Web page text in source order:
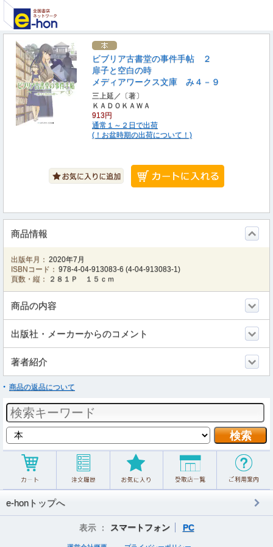
ビブリア古書堂の事件手帖 ２
扉子と空白の時
メディアワークス文庫 み４－９
三上延／〔著〕
ＫＡＤＯＫＡＷＡ
913円
通常１～２日で出荷
(！お盆時期の出荷について！)
商品情報
出版年月： 2020年7月
ISBNコード： 978-4-04-913083-6 (4-04-913083-1)
頁数・縦：
２８１Ｐ １５ｃｍ
商品の内容
出版社・メーカーからのコメント
著者紹介
商品の返品について
e-honトップへ
表示 ： スマートフォン PC